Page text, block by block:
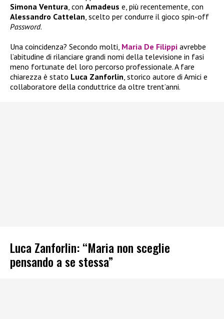
Simona Ventura, con Amadeus e, più recentemente, con
Alessandro Cattelan, scelto per condurre il gioco spin-off
Password.
Una coincidenza? Secondo molti, Maria De Filippi avrebbe
l’abitudine di rilanciare grandi nomi della televisione in fasi
meno fortunate del loro percorso professionale. A fare
chiarezza è stato Luca Zanforlin, storico autore di Amici e
collaboratore della conduttrice da oltre trent’anni.
Luca Zanforlin: “Maria non sceglie
pensando a se stessa”